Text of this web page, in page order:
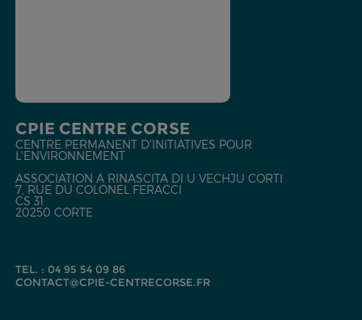
CPIE CENTRE CORSE
CENTRE PERMANENT D'INITIATIVES POUR
L'ENVIRONNEMENT
ASSOCIATION A RINASCITA DI U VECHJU CORTI
7, RUE DU COLONEL FERACCI
CS 31
20250 CORTE
TEL. : 04 95 54 09 86
CONTACT@CPIE-CENTRECORSE.FR